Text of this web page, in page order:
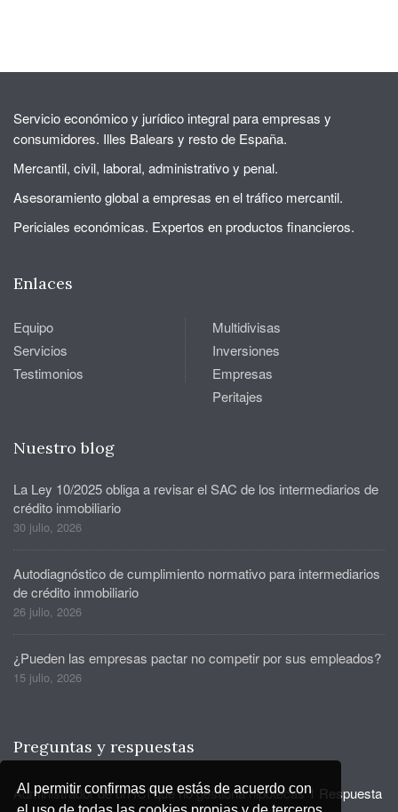
Al permitir confirmas que estás de acuerdo con
Servicio económico y jurídico integral para empresas y
consumidores. Illes Balears y resto de España.
Mercantil, civil, laboral, administrativo y penal.
Asesoramiento global a empresas en el tráfico mercantil.
Periciales económicas. Expertos en productos financieros.
Enlaces
Equipo
Servicios
Testimonios
Multidivisas
Inversiones
Empresas
Peritajes
Nuestro blog
La Ley 10/2025 obliga a revisar el SAC de los intermediarios de
crédito inmobiliario
30 julio, 2026
Autodiagnóstico de cumplimiento normativo para intermediarios
de crédito inmobiliario
26 julio, 2026
¿Pueden las empresas pactar no competir por sus empleados?
15 julio, 2026
Preguntas y respuestas
Administrador de un ICI que no gestiona hipotecas 1 Respuesta